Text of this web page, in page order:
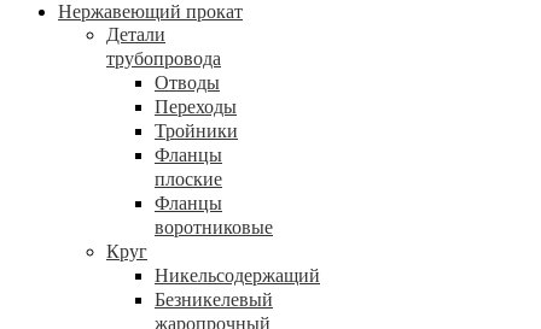
Нержавеющий прокат
Детали
трубопровода
Отводы
Переходы
Тройники
Фланцы
плоские
Фланцы
воротниковые
Круг
Никельсодержащий
Безникелевый
жаропрочный